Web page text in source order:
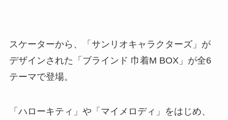
スケーターから、「サンリオキャラクターズ」が
デザインされた「ブラインド 巾着M BOX」が全6
テーマで登場。
「ハローキティ」や「マイメロディ」をはじめ、